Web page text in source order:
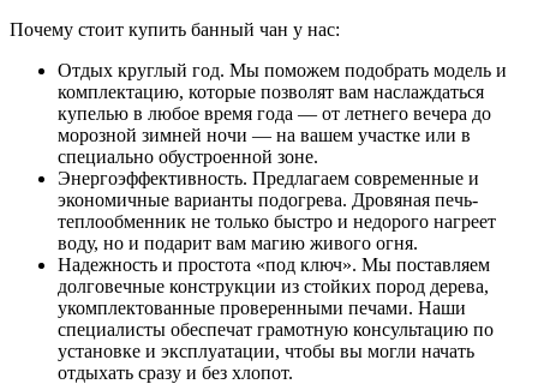
Почему стоит купить банный чан у нас:
Отдых круглый год. Мы поможем подобрать модель и
комплектацию, которые позволят вам наслаждаться
купелью в любое время года — от летнего вечера до
морозной зимней ночи — на вашем участке или в
специально обустроенной зоне.
Энергоэффективность. Предлагаем современные и
экономичные варианты подогрева. Дровяная печь-
теплообменник не только быстро и недорого нагреет
воду, но и подарит вам магию живого огня.
Надежность и простота «под ключ». Мы поставляем
долговечные конструкции из стойких пород дерева,
укомплектованные проверенными печами. Наши
специалисты обеспечат грамотную консультацию по
установке и эксплуатации, чтобы вы могли начать
отдыхать сразу и без хлопот.